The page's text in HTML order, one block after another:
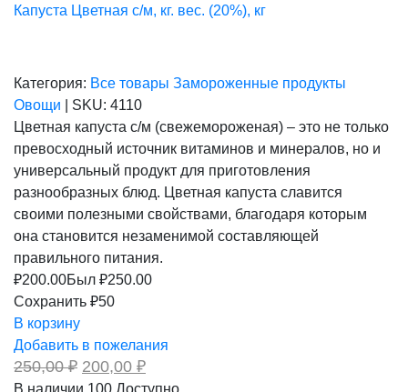
Капуста Цветная с/м, кг. вес. (20%), кг
Категория: Все товары Замороженные продукты
Овощи
SKU: 4110
Цветная капуста с/м (свежемороженая) – это не только
превосходный источник витаминов и минералов, но и
универсальный продукт для приготовления
разнообразных блюд. Цветная капуста славится
своими полезными свойствами, благодаря которым
она становится незаменимой составляющей
правильного питания.
₽200.00Был ₽250.00
Сохранить ₽50
В корзину
Добавить в пожелания
250,00₽ Первоначальная
цена
200,00 ₽Текущая
В наличии 100 Доступно